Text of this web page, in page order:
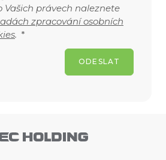
Vašich právech naleznete
zpracování osobních
. *
ODESLAT